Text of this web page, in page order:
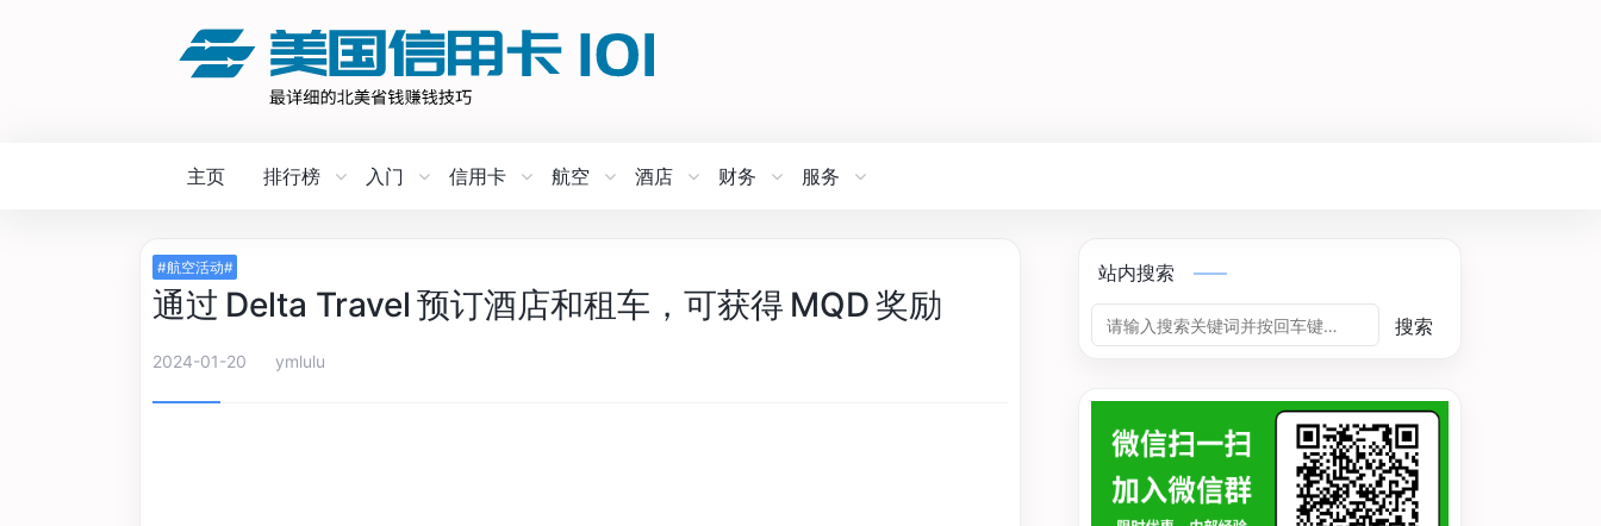
主页 排行榜 入门 信用卡 航空 酒店 财务 服务
#航空活动#
通过 Delta Travel 预订酒店和租车，可获得 MQD 奖励
2024-01-20 ymlulu
站内搜索
搜索